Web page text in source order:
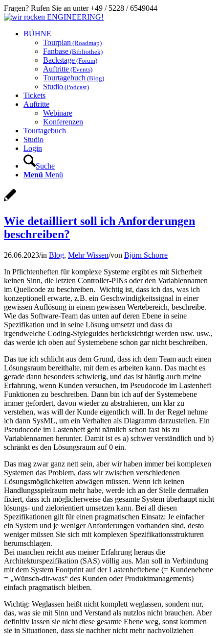
Fragen? Rufen Sie an unter +49 / 5228 / 6549044
BÜHNE
Tourplan (Roadmap)
Fanbase (Bibliothek)
Backstage (Forum)
Auftritte (Events)
Tourtagebuch (Blog)
Studio (Podcast)
Tickets
Auftritte
Webinare
Konferenzen
Tourtagebuch
Studio
Login
Suche
Menü Menü
Wie detailliert soll ich Anforderungen
beschreiben?
26.06.2023/in Blog, Mehr Wissen/von Björn Schorre
In Pflichtenheften für komplexe Systeme ergibt es mit Sicherheit
keinen Sinn, die letzten Controller-PINs oder den Variablennamen
im Quellcode zu beschreiben. Wichtig ist, dass ich das, was ich
konzeptionell erwarte, z.B. ein Geschwindigkeitssignal in einer
gewissen Auflösung in einem gewissen Wertebereich, beschreibe.
Wie das Software-Team das unten auf deren Ebene in seine
Spezifikation und in seine Lösung umsetzt und dass da
irgendwelche Coding-Styleguides berücksichtigt werden usw. usw.,
das werde ich oben auf Systemebene schon gar nicht beschreiben.
Das tue ich schlicht aus dem Grund, dass ich dem Team auch einen
Lösungsraum bereithalte, mit dem es arbeiten kann. Das macht es
gerade dann besonders schwierig, und das ist häufig auch meine
Erfahrung, wenn Kunden versuchen, im Pseudocode im Lastenheft
Funktionen zu beschreiben. Dann bin ich auf der Systemebene
immer gefordert, davon wieder zu abstrahieren, um klar zu
verstehen, was will der Kunde eigentlich will. In der Regel nehme
ich dann SysML, um ein Verhalten als Diagramm darzustellen. Ein
Pseudocode im Lastenheft geht nämlich schon fast bis zu
Variablennamen herunter. Damit ist es a) schwer verständlich und b)
schränkt es den Lösungsraum auf 0 ein.
Das mag zwar ganz nett sein, aber wir haben immer bei komplexen
Systemen das Problem, dass wir zwischen verschiedenen
Lösungsmöglichkeiten abwägen müssen. Wenn ich keinen
Handlungsspielraum mehr habe, werde ich an der Stelle dermaßen
fixiert, dass ich möglicherweise das gesamte System überhaupt nicht
lösungs- und zielorientiert umsetzen kann. Bei all diesen
Spezifikationen gilt für einen pragmatischen Einsatz: Je einfacher
ein System und je weniger Anforderungen vorhanden sind, desto
weniger müssen Sie sich mit komplexen Spezifikationsstrukturen
herumschlagen.
Bei manchen reicht aus meiner Erfahrung heraus die
Architekturspezifikation (SAS) völlig aus. Man soll in Verbindung
mit dem System Footprint auf der Lastenheftebene (= Kundenebene
= „Wünsch-dir-was“ des Kunden oder Produktmanagements)
einfach pragmatisch bleiben.
Wichtig: Weglassen heißt nicht komplett weglassen, sondern nur,
das, was sie mit Sinn und Verstand als nutzlos nicht brauchen. Aber
definitiv lassen sie nicht diese gesamte Ebene weg, sonst kommen
sie in Situationen, dass sie nachher nicht mehr nachvollziehen